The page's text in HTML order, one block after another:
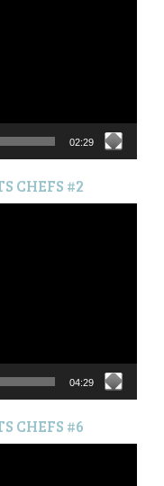
02:29
CHEFS #2
04:29
CHEFS #6